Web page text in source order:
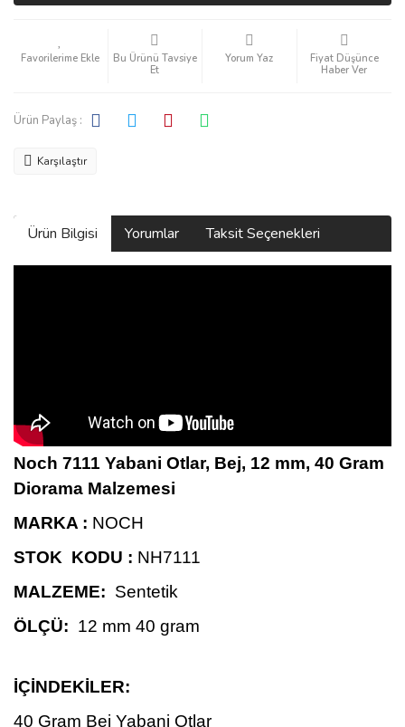
Bu Ürünü Tavsiye
Et
Yorum Yaz
Fiyat Düşünce
Haber Ver
Ürün Paylaş :
Karşılaştır
Ürün Bilgisi Yorumlar Taksit Seçenekleri
Noch 7111 Yabani Otlar, Bej, 12 mm, 40 Gram
Diorama Malzemesi
MARKA : NOCH
STOK KODU : NH7111
MALZEME: Sentetik
ÖLÇÜ: 12 mm 40 gram
İÇİNDEKİLER:
40 Gram Bej Yabani Otlar